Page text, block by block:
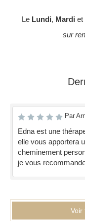
Le Lundi, Mardi et
sur
Par
Edna est une
elle vous apportera
cheminement
je vous
Voir